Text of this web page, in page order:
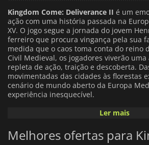
Kingdom Come: Deliverance II é um
ação com uma história passada na
XV. O jogo segue a jornada do jovem
ferreiro que procura vingança pela sua
medida que o caos toma conta do reino
Civil Medieval, os jogadores viverão
repleta de ação, traição e descoberta.
movimentadas das cidades às florestas
cenário de mundo aberto da Europa
experiência inesquecível.
Kingdom Come: Deliverance IIO jogo
jogadores uma experiência RPG única.
Henry concederam-lhe um certo
Ler mais
Melhores ofertas para